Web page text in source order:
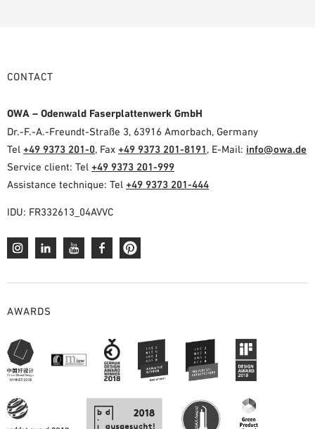
CONTACT
OWA – Odenwald Faserplattenwerk GmbH
Dr.-F.-A.-Freundt-Straße 3, 63916 Amorbach, Germany
Tel +49 9373 201-0, Fax +49 9373 201-8191, E-Mail: info@owa.de
Service client: Tel +49 9373 201-999
Assistance technique: Tel +49 9373 201-444
IDU: FR332613_04AVVC
AWARDS